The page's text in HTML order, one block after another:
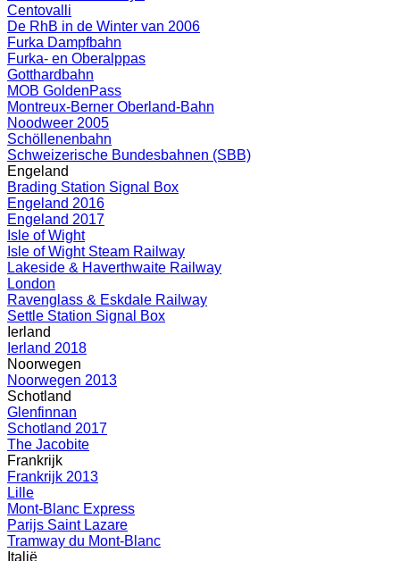
Centovalli
De RhB in de Winter van 2006
Furka Dampfbahn
Furka- en Oberalppas
Gotthardbahn
MOB GoldenPass
Montreux-Berner Oberland-Bahn
Noodweer 2005
Schöllenenbahn
Schweizerische Bundesbahnen (SBB)
Engeland
Brading Station Signal Box
Engeland 2016
Engeland 2017
Isle of Wight
Isle of Wight Steam Railway
Lakeside & Haverthwaite Railway
London
Ravenglass & Eskdale Railway
Settle Station Signal Box
Ierland
Ierland 2018
Noorwegen
Noorwegen 2013
Schotland
Glenfinnan
Schotland 2017
The Jacobite
Frankrijk
Frankrijk 2013
Lille
Mont-Blanc Express
Parijs Saint Lazare
Tramway du Mont-Blanc
Italië